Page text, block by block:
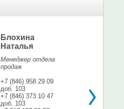
Блохина
Наталья
Менеджер отдела
продаж
+7 (846) 958 29 09
доб. 103
+7 (846) 373 10 47
доб. 103